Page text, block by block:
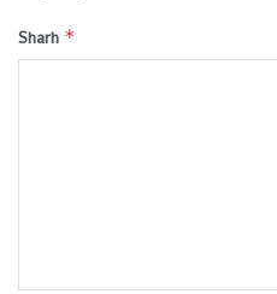
Sharh *